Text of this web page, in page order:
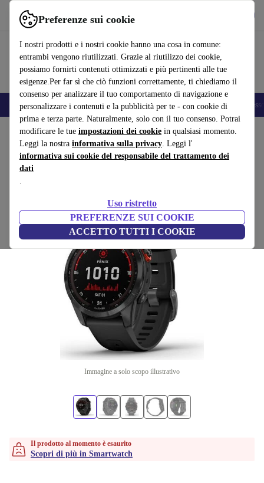
Preferenze sui cookie
I nostri prodotti e i nostri cookie hanno una cosa in comune:
entrambi vengono riutilizzati. Grazie al riutilizzo dei cookie,
possiamo fornirti contenuti ottimizzati e più pertinenti alle tue
esigenze.Per far sì che ciò funzioni correttamente, ti chiediamo il
consenso per analizzare il tuo comportamento di navigazione e
personalizzare i contenuti e la pubblicità per te - con cookie di
prima e terza parte. Naturalmente, solo con il tuo consenso. Potrai
modificare le tue impostazioni dei cookie in qualsiasi momento.
Leggi la nostra informativa sulla privacy. Leggi l'
informativa sui cookie del responsabile del trattamento dei
dati
.
Uso ristretto
PREFERENZE SUI COOKIE
ACCETTO TUTTI I COOKIE
Usa refurbed in modo rapido e semplice
🎒 Back to school Smartphone Portatili Tablet Smartwatch
Home Prodotti Smartwatch
Garmin Fenix 7S Solar (2022)
Immagine a solo scopo illustrativo
Il prodotto al momento è esaurito
Scopri di più in Smartwatch